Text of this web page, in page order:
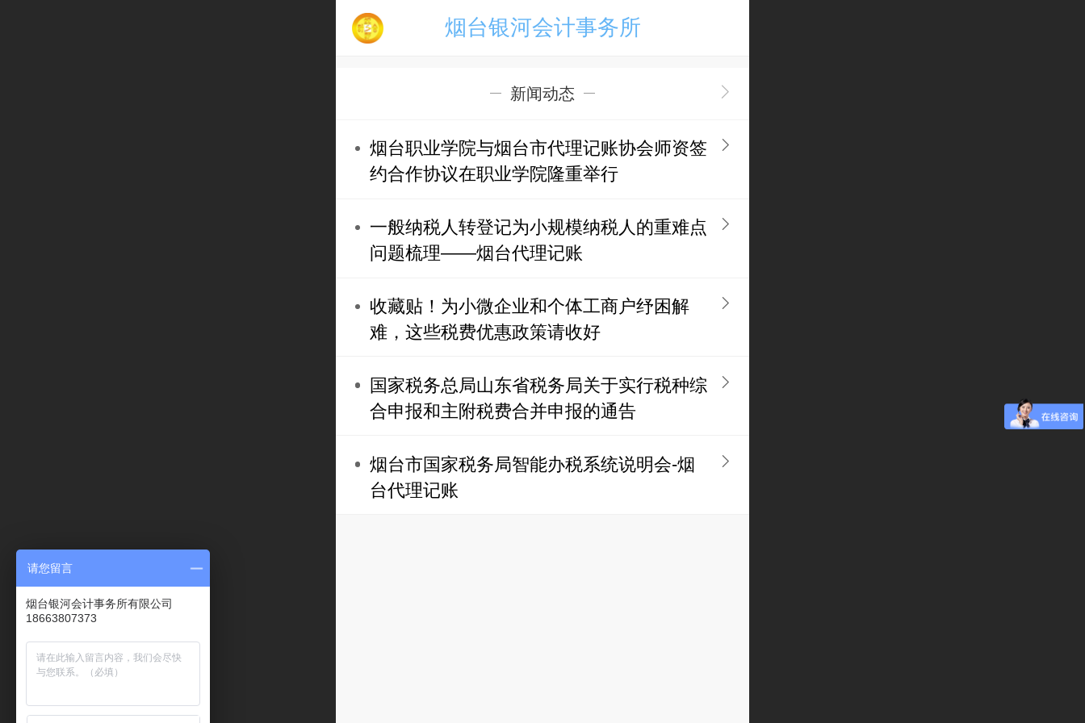
烟台银河会计事务所
新闻动态
烟台职业学院与烟台市代理记账协会师资签
约合作协议在职业学院隆重举行
一般纳税人转登记为小规模纳税人的重难点
问题梳理——烟台代理记账
收藏贴！为小微企业和个体工商户纾困解
难，这些税费优惠政策请收好
国家税务总局山东省税务局关于实行税种综
合申报和主附税费合并申报的通告
烟台市国家税务局智能办税系统说明会-烟
台代理记账
请您留言
烟台银河会计事务所有限公司
18663807373